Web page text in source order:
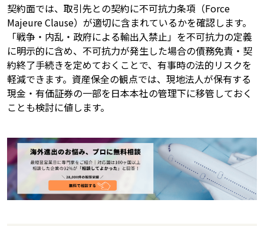
契約面では、取引先との契約に不可抗力条項（Force
Majeure Clause）が適切に含まれているかを確認します。
「戦争・内乱・政府による輸出入禁止」を不可抗力の定義
に明示的に含め、不可抗力が発生した場合の債務免責・契
約終了手続きを定めておくことで、有事時の法的リスクを
軽減できます。資産保全の観点では、現地法人が保有する
現金・有価証券の一部を日本本社の管理下に移管しておく
ことも検討に値します。